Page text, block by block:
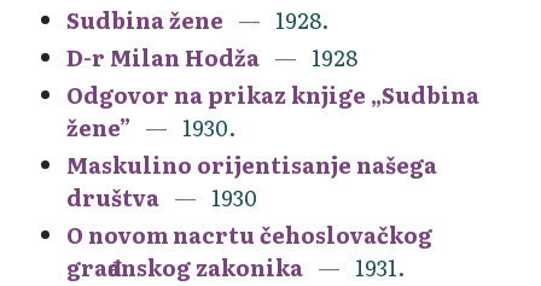
Sudbina žene
1928.
D-r Milan Hodža
1928
Odgovor na prikaz knjige „Sudbina
žene”
1930.
Maskulino orijentisanje našega
društva
1930
O novom nacrtu čehoslovačkog
građanskog zakonika
1931.